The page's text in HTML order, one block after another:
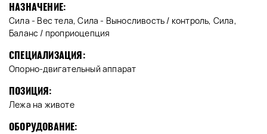
НАЗНАЧЕНИЕ:
Сила - Вес тела, Сила - Выносливость / контроль, Сила,
Баланс / проприоцепция
СПЕЦИАЛИЗАЦИЯ:
Опорно-двигательный аппарат
ПОЗИЦИЯ:
Лежа на животе
ОБОРУДОВАНИЕ: